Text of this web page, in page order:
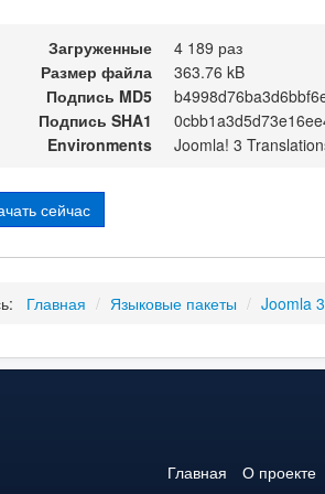
Загруженные
4 189 раз
Размер файла
363.76 kB
Подпись MD5
Подпись SHA1
Environments
Joomla! 3
сейчас
Главная / Языковые пакеты / Joomla
Главная О проекте